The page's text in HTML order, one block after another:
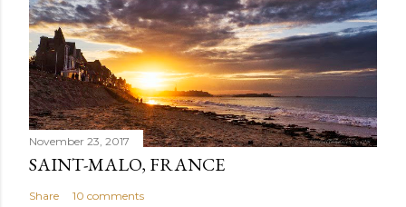
November 23, 2017
SAINT-MALO, FRANCE
Share 10 comments